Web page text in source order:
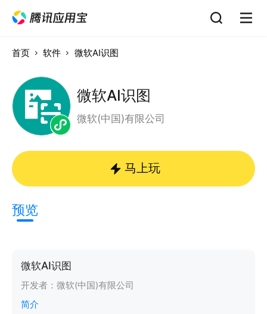
首页 软件 微软AI识图
微软AI识图
微软(中国)有限公司
马上玩
预览
微软AI识图
开发者： 微软(中国)有限公司
简介